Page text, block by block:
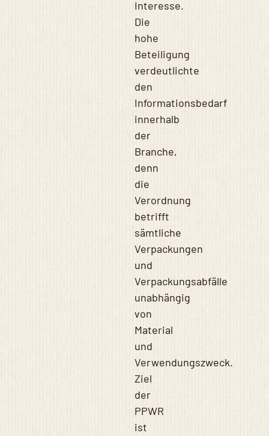
Interesse.
Die
hohe
Beteiligung
verdeutlichte
den
Informationsbedarf
innerhalb
der
Branche,
denn
die
Verordnung
betrifft
sämtliche
Verpackungen
und
Verpackungsabfälle
unabhängig
von
Material
und
Verwendungszweck.
Ziel
der
PPWR
ist